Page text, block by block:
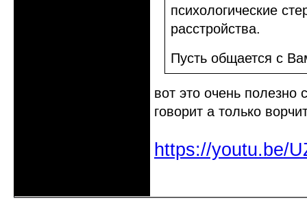
психологические
расстройства.
Пусть общается с
вот это очень
говорит а только
https://youtu.be/